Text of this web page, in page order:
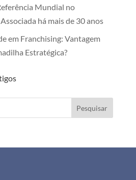
Mundial no
há mais de 30 anos
em Franchising: Vantagem
Estratégica?
Pesquisar